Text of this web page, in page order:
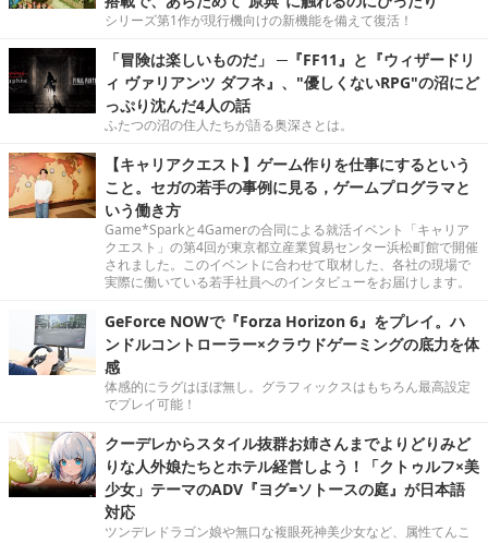
シリーズ第1作が現行機向けの新機能を備えて復活！
「冒険は楽しいものだ」 ─『FF11』と『ウィザードリ
ィ ヴァリアンツ ダフネ』、"優しくないRPG"の沼にど
っぷり沈んだ4人の話
ふたつの沼の住人たちが語る奥深さとは。
【キャリアクエスト】ゲーム作りを仕事にするという
こと。セガの若手の事例に見る，ゲームプログラマと
いう働き方
Game*Sparkと4Gamerの合同による就活イベント「キャリア
クエスト」の第4回が東京都立産業貿易センター浜松町館で開催
されました。このイベントに合わせて取材した、各社の現場で
実際に働いている若手社員へのインタビューをお届けします。
GeForce NOWで『Forza Horizon 6』をプレイ。ハ
ンドルコントローラー×クラウドゲーミングの底力を体
感
体感的にラグはほぼ無し。グラフィックスはもちろん最高設定
でプレイ可能！
クーデレからスタイル抜群お姉さんまでよりどりみど
りな人外娘たちとホテル経営しよう！「クトゥルフ×美
少女」テーマのADV『ヨグ=ソトースの庭』が日本語
対応
ツンデレドラゴン娘や無口な複眼死神美少女など、属性てんこ